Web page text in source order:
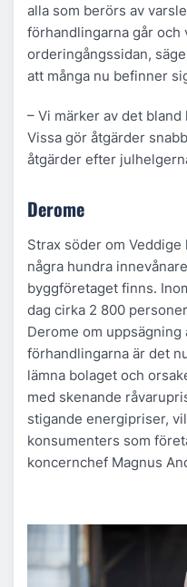
alla som berörs av
förhandlingarna går och
orderingångssidan,
att många nu befinner
– Vi märker av det
Vissa gör åtgärder
åtgärder efter
Derome
Strax söder om
några hundra
byggföretaget finns.
dag cirka 2 800
Derome om uppsägning
förhandlingarna är det
lämna bolaget och
med skenande
stigande energipriser,
konsumenters som
koncernchef Magnus